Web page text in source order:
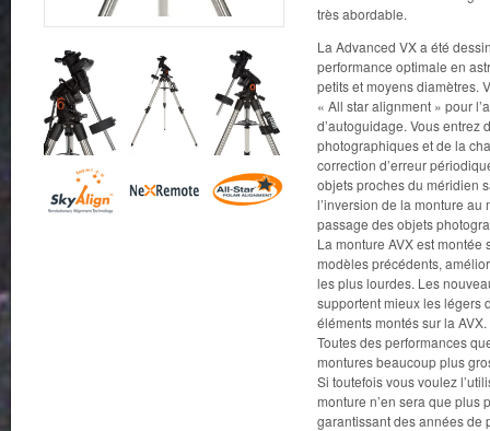
très abordable.
La Advanced VX a été
performance optimale en
petits et moyens diamètres.
« All star alignment » pour
d’autoguidage. Vous
photographiques et de la
correction d’erreur
objets proches du méridien
l’inversion de la monture au
passage des objets
La monture AVX est
modèles précédents,
les plus lourdes. Les
supportent mieux les légers
éléments montés sur la AVX.
Toutes des performances
montures beaucoup plus
Si toutefois vous voulez
monture n’en sera que plus
garantissant des années de